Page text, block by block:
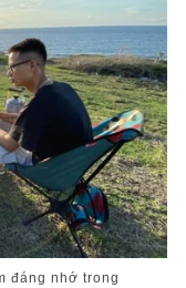
đáng nhớ trong